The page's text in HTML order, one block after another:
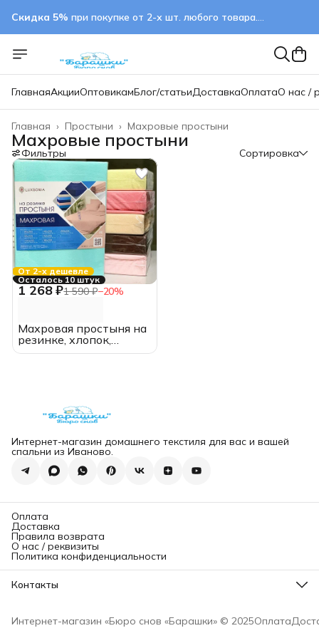
Скидка 5% при покупке от 2-х шт. любого товара.
Скидка 5%
при покупке от 2-х шт. любого товара.
применяется автоматически
ГлавнаяАкцииОптовикамБлог/статьиДоставкаОплатаО нас /
Махровые простыни
Простыни ›
Главная ›
Махровые простыни
Фильтры Сортировка
От 2-х дешевле
Осталось 10 штук
1 268 ₽1 590 ₽−20%
Махровая простыня на
резинке, хлопок,
120*200
Интернет-магазин домашнего текстиля для вас и вашей
спальни из Иваново.
Оплата
Доставка
Правила возврата
О нас / реквизиты
Политика конфиденциальности
Контакты
Прямой
8 (812) 907-07-91
Интернет-магазин «Бюро снов «Барашки» © 2025Оплата